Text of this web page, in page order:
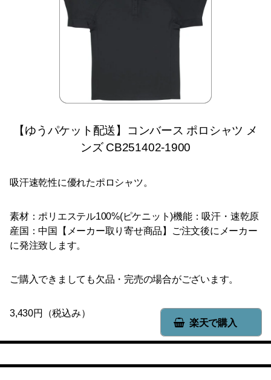
【ゆうパケット配送】コンバース ポロシャツ メ
ンズ CB251402-1900
吸汗速乾性に優れたポロシャツ。
素材：ポリエステル100%(ピケニット)機能：吸汗・速乾原
産国：中国【メーカー取り寄せ商品】ご注文後にメーカー
に発注致します。
ご購入できましても欠品・完売の場合がございます。
楽天で購入
3,430円（税込み）